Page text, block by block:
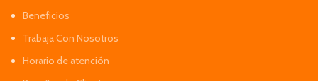
Beneficios
Trabaja Con Nosotros
Horario de atención